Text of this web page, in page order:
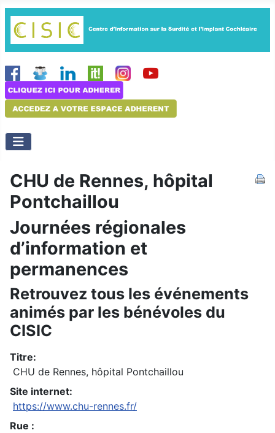
CHU de Rennes, hôpital
Pontchaillou
Journées régionales
d’information et
permanences
Retrouvez tous les événements
animés par les bénévoles du
CISIC
Titre:
CHU de Rennes, hôpital Pontchaillou
Site internet:
https://www.chu-rennes.fr/
Rue :